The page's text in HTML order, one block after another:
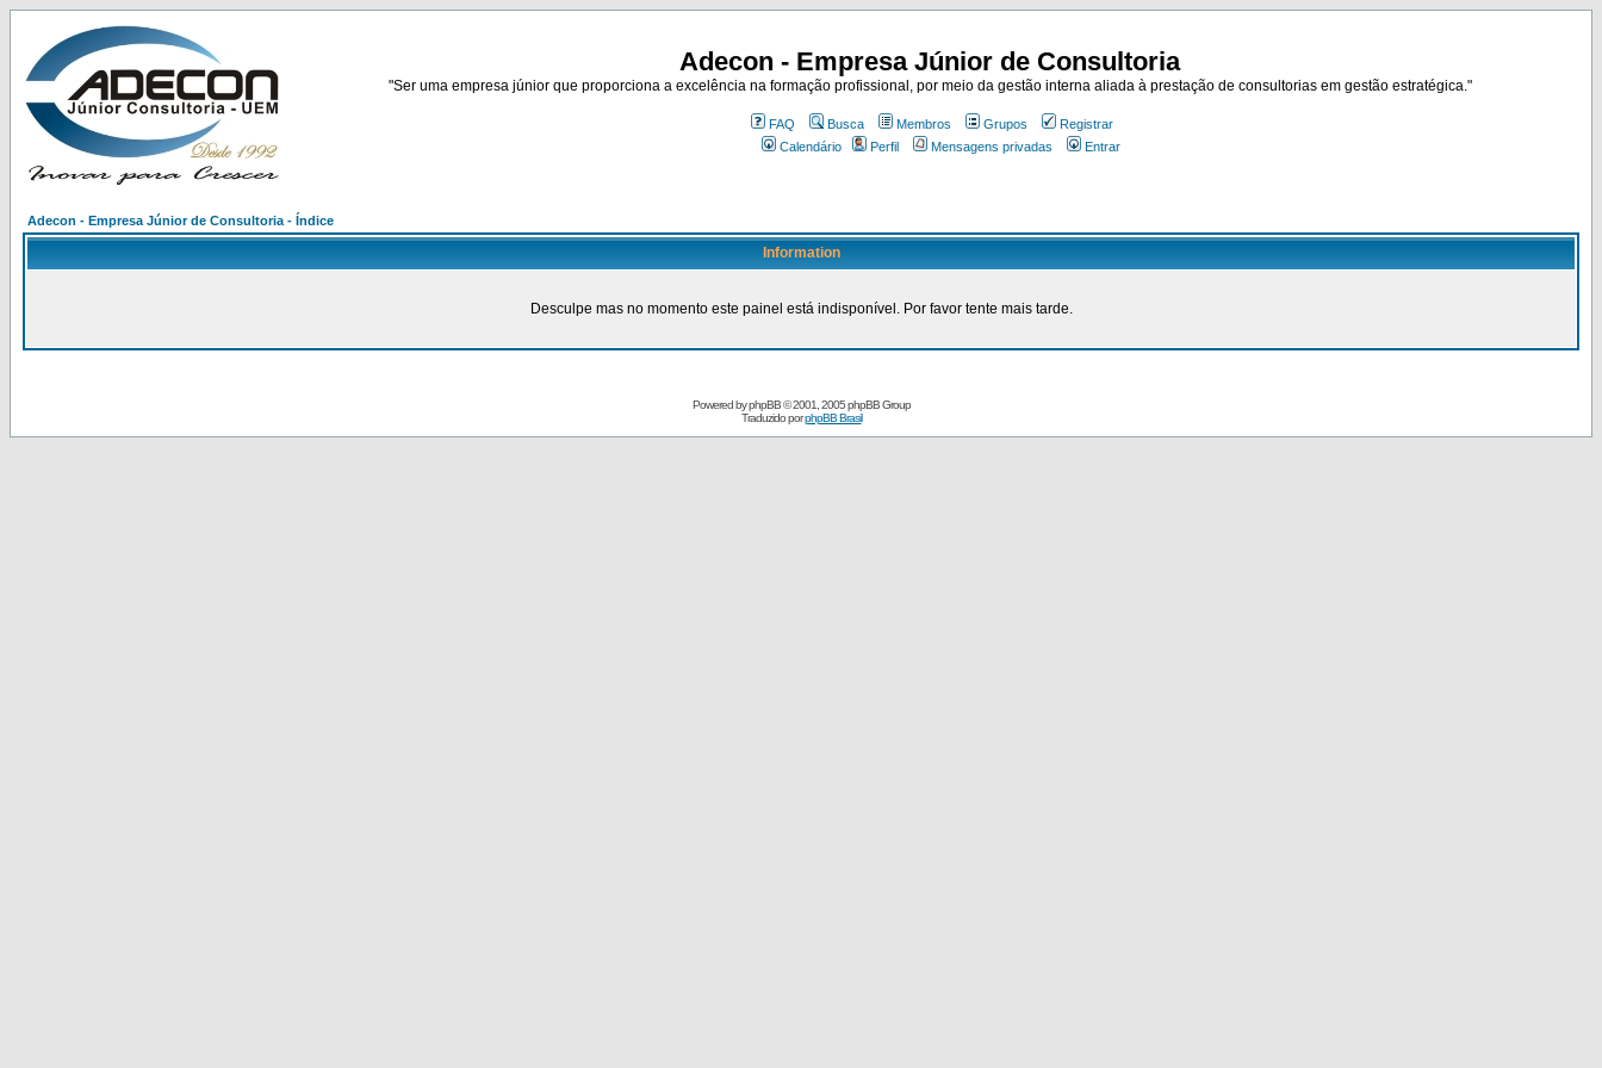
Adecon - Empresa Júnior de Consultoria
"Ser uma empresa júnior que proporciona a excelência na formação profissional, por meio da gestão interna aliada à prestação de consultorias em gestão estratégica."
FAQ Busca Membros Grupos
Registrar
Calendário
Perfil Mensagens privadas Entrar
Adecon - Empresa Júnior de Consultoria - Índice
Information
Desculpe mas no momento este painel está indisponível. Por favor tente mais tarde.
Powered byphpBB© 2001, 2005 phpBB Group
Traduzido porphpBB Brasil